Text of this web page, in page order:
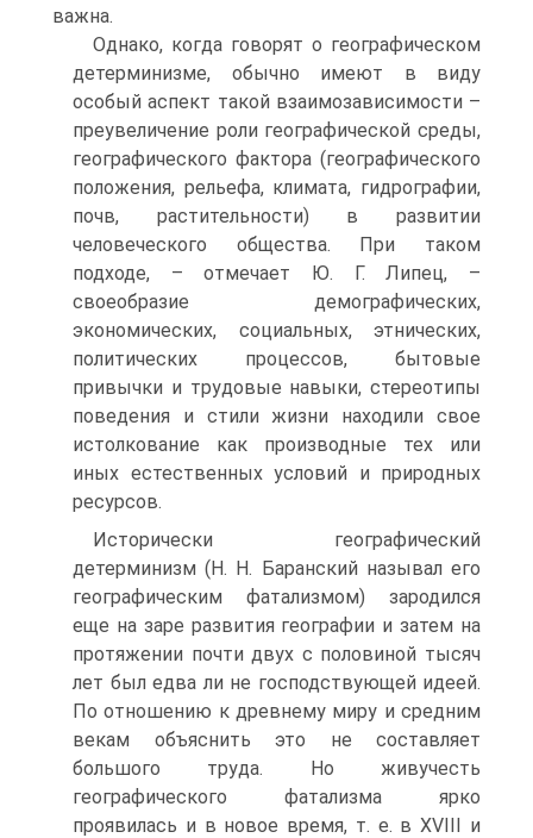
важна.
Однако, когда говорят о географическом
детерминизме, обычно имеют в виду
особый аспект такой взаимозависимости –
преувеличение роли географической среды,
географического фактора (географического
положения, рельефа, климата, гидрографии,
почв, растительности) в развитии
человеческого общества. При таком
подходе, – отмечает Ю. Г. Липец, –
своеобразие демографических,
экономических, социальных, этнических,
политических процессов, бытовые
привычки и трудовые навыки, стереотипы
поведения и стили жизни находили свое
истолкование как производные тех или
иных естественных условий и природных
ресурсов.
Исторически географический
детерминизм (Н. Н. Баранский называл его
географическим фатализмом) зародился
еще на заре развития географии и затем на
протяжении почти двух с половиной тысяч
лет был едва ли не господствующей идеей.
По отношению к древнему миру и средним
векам объяснить это не составляет
большого труда. Но живучесть
географического фатализма ярко
проявилась и в новое время, т. е. в XVIII и